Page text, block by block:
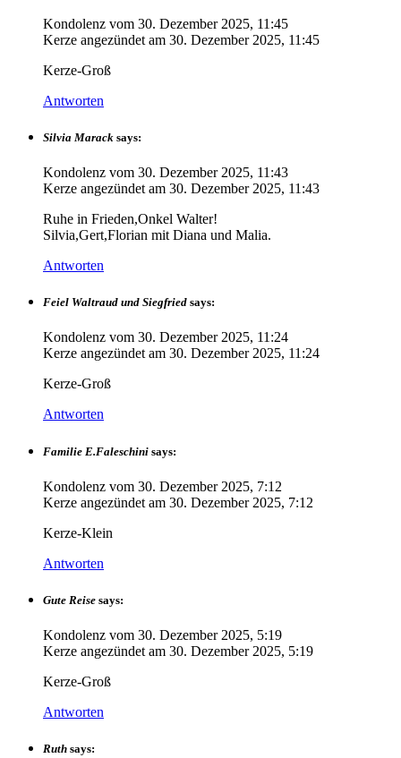
Kondolenz vom 30. Dezember 2025, 11:45
Kerze angezündet am 30. Dezember 2025, 11:45
Kerze-Groß
Antworten
Silvia Marack says:
Kondolenz vom 30. Dezember 2025, 11:43
Kerze angezündet am 30. Dezember 2025, 11:43
Ruhe in Frieden,Onkel Walter!
Silvia,Gert,Florian mit Diana und Malia.
Antworten
Feiel Waltraud und Siegfried says:
Kondolenz vom 30. Dezember 2025, 11:24
Kerze angezündet am 30. Dezember 2025, 11:24
Kerze-Groß
Antworten
Familie E.Faleschini says:
Kondolenz vom 30. Dezember 2025, 7:12
Kerze angezündet am 30. Dezember 2025, 7:12
Kerze-Klein
Antworten
Gute Reise says:
Kondolenz vom 30. Dezember 2025, 5:19
Kerze angezündet am 30. Dezember 2025, 5:19
Kerze-Groß
Antworten
Ruth says: